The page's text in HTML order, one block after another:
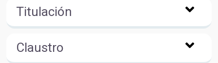
Titulación
Claustro